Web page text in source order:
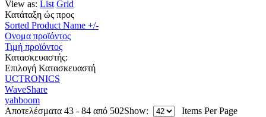
View as: List Grid
Κατάταξη ώς προς
Sorted Product Name +/-
Ονομα προϊόντος
Τιμή προϊόντος
Κατασκευαστής:
Επιλογή Κατασκευαστή
UCTRONICS
WaveShare
yahboom
Αποτελέσματα 43 - 84 από 502Show: Items Per Page